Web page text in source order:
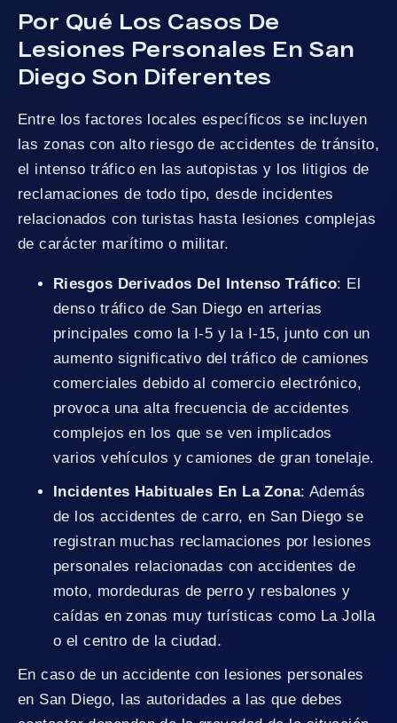
Por Qué Los Casos De
Lesiones Personales En San
Diego Son Diferentes
Entre los factores locales específicos se incluyen
las zonas con alto riesgo de accidentes de tránsito,
el intenso tráfico en las autopistas y los litigios de
reclamaciones de todo tipo, desde incidentes
relacionados con turistas hasta lesiones complejas
de carácter marítimo o militar.
Riesgos Derivados Del Intenso Tráfico: El
denso tráfico de San Diego en arterias
principales como la I-5 y la I-15, junto con un
aumento significativo del tráfico de camiones
comerciales debido al comercio electrónico,
provoca una alta frecuencia de accidentes
complejos en los que se ven implicados
varios vehículos y camiones de gran tonelaje.
Incidentes Habituales En La Zona: Además
de los accidentes de carro, en San Diego se
registran muchas reclamaciones por lesiones
personales relacionadas con accidentes de
moto, mordeduras de perro y resbalones y
caídas en zonas muy turísticas como La Jolla
o el centro de la ciudad.
En caso de un accidente con lesiones personales
en San Diego, las autoridades a las que debes